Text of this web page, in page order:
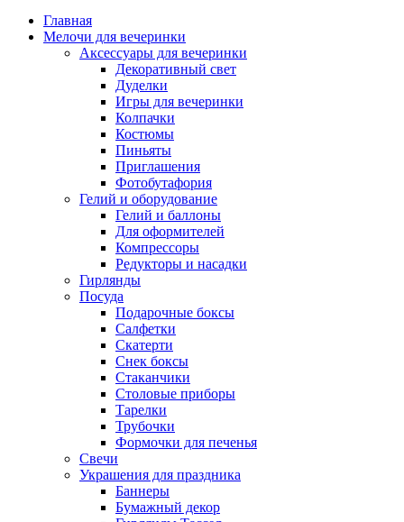
Главная
Мелочи для вечеринки
Аксессуары для вечеринки
Декоративный свет
Дуделки
Игры для вечеринки
Колпачки
Костюмы
Пиньяты
Приглашения
Фотобутафория
Гелий и оборудование
Гелий и баллоны
Для оформителей
Компрессоры
Редукторы и насадки
Гирлянды
Посуда
Подарочные боксы
Салфетки
Скатерти
Снек боксы
Стаканчики
Столовые приборы
Тарелки
Трубочки
Формочки для печенья
Свечи
Украшения для праздника
Баннеры
Бумажный декор